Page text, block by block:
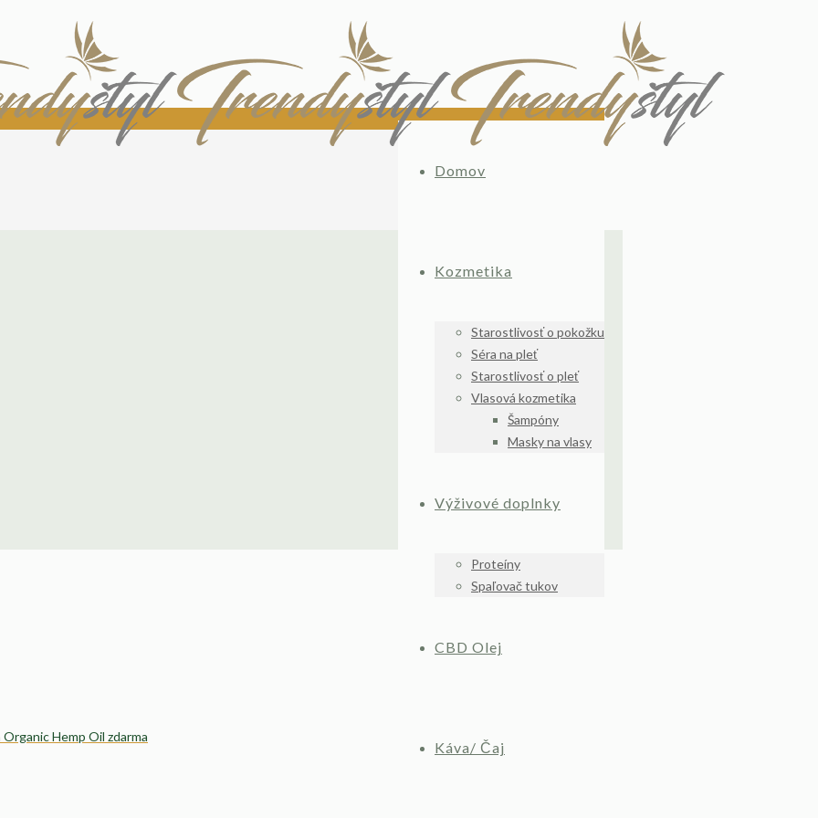
Domov
Kozmetika
Starostlivosť o pokožku
Séra na pleť
Starostlivosť o pleť
Vlasová kozmetika
Šampóny
Masky na vlasy
Výživové doplnky
Proteíny
Spaľovač tukov
CBD Olej
Káva/ Čaj
Hemp Oil zdarma